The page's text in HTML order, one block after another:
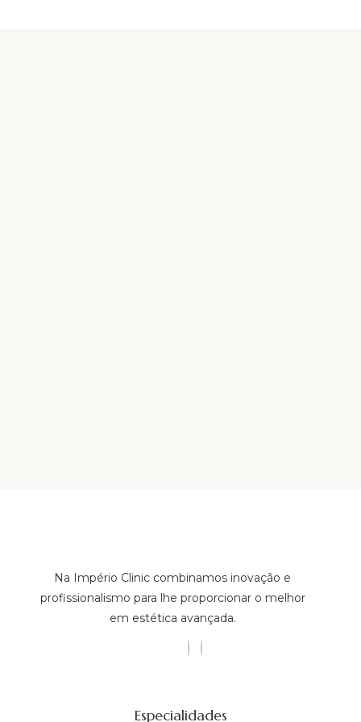
Na Império Clinic combinamos inovação e
profissionalismo para lhe proporcionar o melhor
em estética avançada.
Especialidades